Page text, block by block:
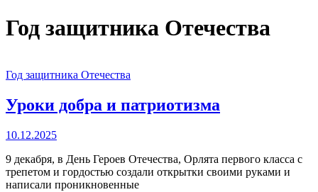
Год защитника Отечества
Год защитника Отечества
Уроки добра и патриотизма
10.12.2025
9 декабря, в День Героев Отечества, Орлята первого класса с
трепетом и гордостью создали открытки своими руками и
написали проникновенные